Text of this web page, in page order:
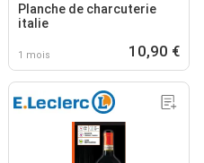
Planche de charcuterie
italie
1 mois 10,90 €